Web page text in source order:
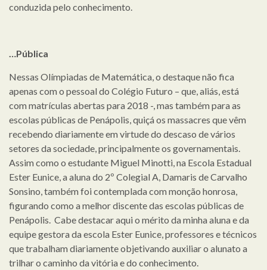
conduzida pelo conhecimento.
…Pública
Nessas Olímpiadas de Matemática, o destaque não fica
apenas com o pessoal do Colégio Futuro – que, aliás, está
com matrículas abertas para 2018 -, mas também para as
escolas públicas de Penápolis, quiçá os massacres que vêm
recebendo diariamente em virtude do descaso de vários
setores da sociedade, principalmente os governamentais.
Assim como o estudante Miguel Minotti, na Escola Estadual
Ester Eunice, a aluna do 2º Colegial A, Damaris de Carvalho
Sonsino, também foi contemplada com monção honrosa,
figurando como a melhor discente das escolas públicas de
Penápolis. Cabe destacar aqui o mérito da minha aluna e da
equipe gestora da escola Ester Eunice, professores e técnicos
que trabalham diariamente objetivando auxiliar o alunato a
trilhar o caminho da vitória e do conhecimento.